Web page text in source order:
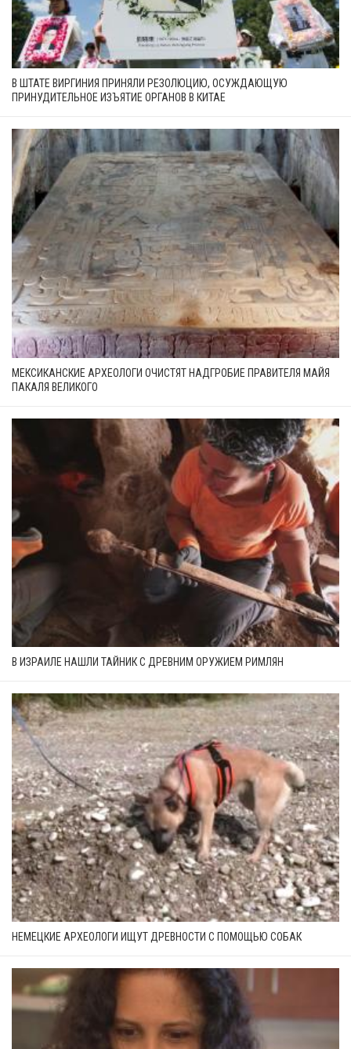
В ШТАТЕ ВИРГИНИЯ ПРИНЯЛИ РЕЗОЛЮЦИЮ, ОСУЖДАЮЩУЮ
ПРИНУДИТЕЛЬНОЕ ИЗЪЯТИЕ ОРГАНОВ В КИТАЕ
МЕКСИКАНСКИЕ АРХЕОЛОГИ ОЧИСТЯТ НАДГРОБИЕ ПРАВИТЕЛЯ МАЙЯ
ПАКАЛЯ ВЕЛИКОГО
В ИЗРАИЛЕ НАШЛИ ТАЙНИК С ДРЕВНИМ ОРУЖИЕМ РИМЛЯН
НЕМЕЦКИЕ АРХЕОЛОГИ ИЩУТ ДРЕВНОСТИ С ПОМОЩЬЮ СОБАК